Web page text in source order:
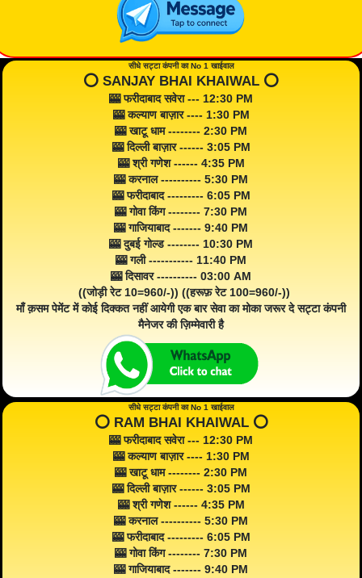
सीधे सट्टा कंपनी का No 1 खाईवाल
⭕️ SANJAY BHAI KHAIWAL ⭕️
🎰 फरीदाबाद सवेरा --- 12:30 PM
🎰 कल्याण बाज़ार ---- 1:30 PM
🎰 खाटू धाम -------- 2:30 PM
🎰 दिल्ली बाज़ार ------ 3:05 PM
🎰 श्री गणेश ------ 4:35 PM
🎰 करनाल ---------- 5:30 PM
🎰 फरीदाबाद --------- 6:05 PM
🎰 गोवा किंग -------- 7:30 PM
🎰 गाजियाबाद ------- 9:40 PM
🎰 दुबई गोल्ड -------- 10:30 PM
🎰 गली ----------- 11:40 PM
🎰 दिसावर ---------- 03:00 AM
((जोड़ी रेट 10=960/-)) ((हरूफ़ रेट 100=960/-))
माँ क़सम पेमेंट में कोई दिक्कत नहीं आयेगी एक बार सेवा का मोका जरूर दे सट्टा कंपनी
मैनेजर की ज़िम्मेवारी है
सीधे सट्टा कंपनी का No 1 खाईवाल
⭕️ RAM BHAI KHAIWAL ⭕️
🎰 फरीदाबाद सवेरा --- 12:30 PM
🎰 कल्याण बाज़ार ---- 1:30 PM
🎰 खाटू धाम -------- 2:30 PM
🎰 दिल्ली बाज़ार ------ 3:05 PM
🎰 श्री गणेश ------ 4:35 PM
🎰 करनाल ---------- 5:30 PM
🎰 फरीदाबाद --------- 6:05 PM
🎰 गोवा किंग -------- 7:30 PM
🎰 गाजियाबाद ------- 9:40 PM